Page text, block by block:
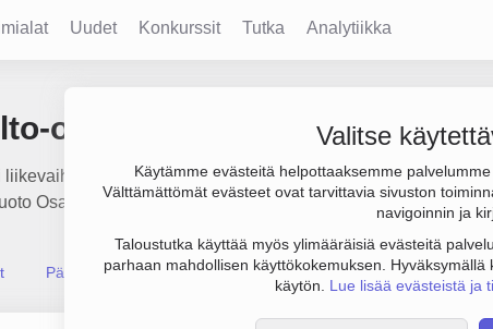
Uudet Konkurssit Tutka Analytiikka
Valitse
Käytämme evästeitä helpottaaksemme
Välttämättömät evästeet ovat tarvittavia sivuston
navigoinnin ja
Taloustutka käyttää myös ylimääräisiä evästeitä
parhaan mahdollisen käyttökokemuksen.
käytön. Lue lisää evästeistä ja
oy Killi ja Nalli
on 213 000 €, tulos 3 000 € ja henkilöstömäärä 0.
Osakeyhtiö (OY).
Päättäjätiedot